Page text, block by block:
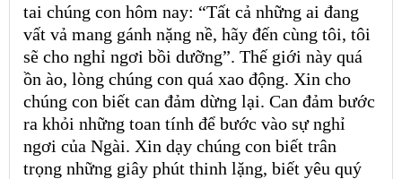
tai chúng con hôm nay: “Tất cả những ai đang
vất vả mang gánh nặng nề, hãy đến cùng tôi, tôi
sẽ cho nghỉ ngơi bồi dưỡng”. Thế giới này quá
ồn ào, lòng chúng con quá xao động. Xin cho
chúng con biết can đảm dừng lại. Can đảm bước
ra khỏi những toan tính để bước vào sự nghỉ
ngơi của Ngài. Xin dạy chúng con biết trân
trọng những giây phút thinh lặng, biết yêu quý